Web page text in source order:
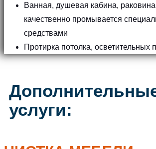
Ванная, душевая кабина,
качественно промывается
средствами
Протирка потолка, осветительных
услуги: